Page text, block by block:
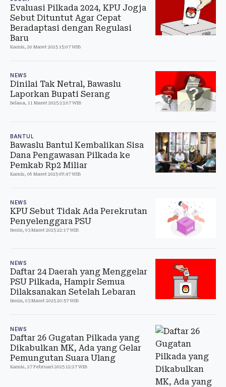
Evaluasi Pilkada 2024, KPU Jogja
Sebut Dituntut Agar Cepat
Beradaptasi dengan Regulasi
Baru
Kamis, 20 Maret 2025 15:07 WIB
NEWS
Dinilai Tak Netral, Bawaslu
Laporkan Bupati Serang
Selasa, 11 Maret 2025 23:07 WIB
BANTUL
Bawaslu Bantul Kembalikan Sisa
Dana Pengawasan Pilkada ke
Pemkab Rp2 Miliar
Kamis, 06 Maret 2025 09:47 WIB
NEWS
KPU Sebut Tidak Ada Perekrutan
Penyelenggara PSU
Senin, 03 Maret 2025 22:17 WIB
NEWS
Daftar 24 Daerah yang Menggelar
PSU Pilkada, Hampir Semua
Dilaksanakan Setelah Lebaran
Senin, 03 Maret 2025 20:57 WIB
NEWS
Daftar 26 Gugatan Pilkada yang
Dikabulkan MK, Ada yang Gelar
Pemungutan Suara Ulang
Kamis, 27 Februari 2025 12:27 WIB